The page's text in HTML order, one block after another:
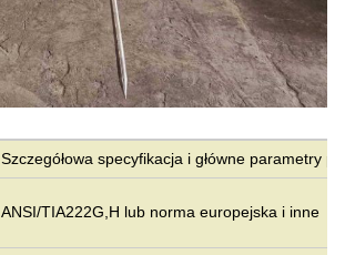
Szczegółowa specyfikacja i główne parametry
ANSI/TIA222G,H lub norma europejska i inne